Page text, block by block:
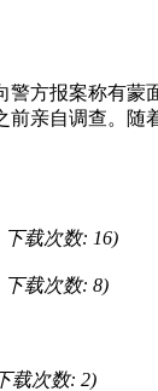
报案称有蒙
亲自调查。
下载次数: 16)
下载次数: 8)
载次数: 2)